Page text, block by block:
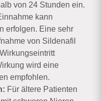
von 24 Stunden ein.
kann
erfolgen. Eine sehr
von Sildenafil
wird eine
empfohlen.
Für ältere Patienten